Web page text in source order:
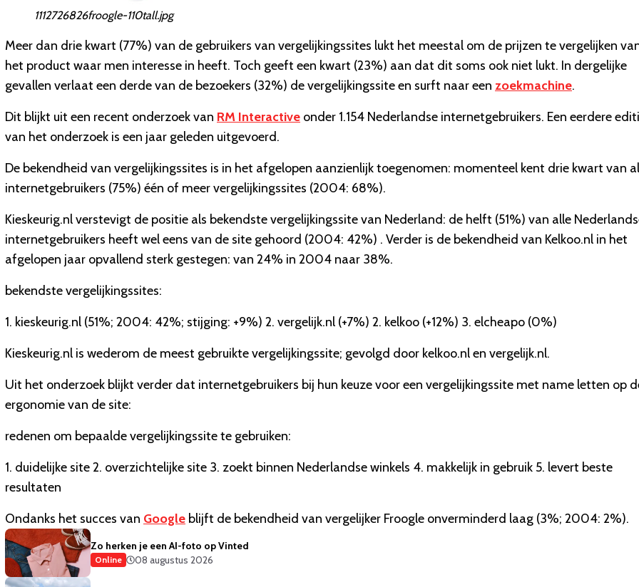
1112726826froogle-110tall.jpg
Meer dan drie kwart (77%) van de gebruikers van vergelijkingssites lukt het meestal om de prijzen te vergelijken
het product waar men interesse in heeft. Toch geeft een kwart (23%) aan dat dit soms ook niet lukt. In dergelijke
gevallen verlaat een derde van de bezoekers (32%) de vergelijkingssite en surft naar een zoekmachine.
Dit blijkt uit een recent onderzoek van RM Interactive onder 1.154 Nederlandse internetgebruikers. Een eerdere
van het onderzoek is een jaar geleden uitgevoerd.
De bekendheid van vergelijkingssites is in het afgelopen aanzienlijk toegenomen: momenteel kent drie kwart van
internetgebruikers (75%) één of meer vergelijkingssites (2004: 68%).
Kieskeurig.nl verstevigt de positie als bekendste vergelijkingssite van Nederland: de helft (51%) van alle
internetgebruikers heeft wel eens van de site gehoord (2004: 42%) . Verder is de bekendheid van Kelkoo.nl in het
afgelopen jaar opvallend sterk gestegen: van 24% in 2004 naar 38%.
bekendste vergelijkingssites:
1. kieskeurig.nl (51%; 2004: 42%; stijging: +9%) 2. vergelijk.nl (+7%) 2. kelkoo (+12%) 3. elcheapo (0%)
Kieskeurig.nl is wederom de meest gebruikte vergelijkingssite; gevolgd door kelkoo.nl en vergelijk.nl.
Uit het onderzoek blijkt verder dat internetgebruikers bij hun keuze voor een vergelijkingssite met name letten op
ergonomie van de site:
redenen om bepaalde vergelijkingssite te gebruiken:
1. duidelijke site 2. overzichtelijke site 3. zoekt binnen Nederlandse winkels 4. makkelijk in gebruik 5. levert beste
resultaten
Ondanks het succes van Google blijft de bekendheid van vergelijker Froogle onverminderd laag (3%; 2004: 2%).
Zo herken je een AI-foto op Vinted
Online 08 augustus 2026